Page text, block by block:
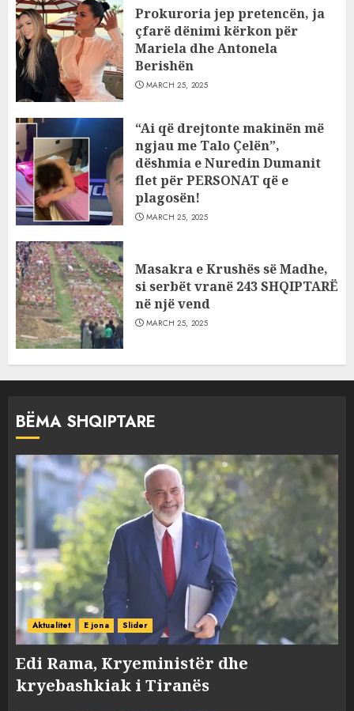
Prokuroria jep pretencën, ja
çfarë dënimi kërkon për
Mariela dhe Antonela
Berishën
MARCH 25, 2025
“Ai që drejtonte makinën më
ngjau me Talo Çelën”,
dëshmia e Nuredin Dumanit
flet për PERSONAT që e
plagosën!
MARCH 25, 2025
Masakra e Krushës së Madhe,
si serbët vranë 243 SHQIPTARË
në një vend
MARCH 25, 2025
BËMA SHQIPTARE
Aktualitet E jona Slider
Edi Rama, Kryeministër dhe
kryebashkiak i Tiranës